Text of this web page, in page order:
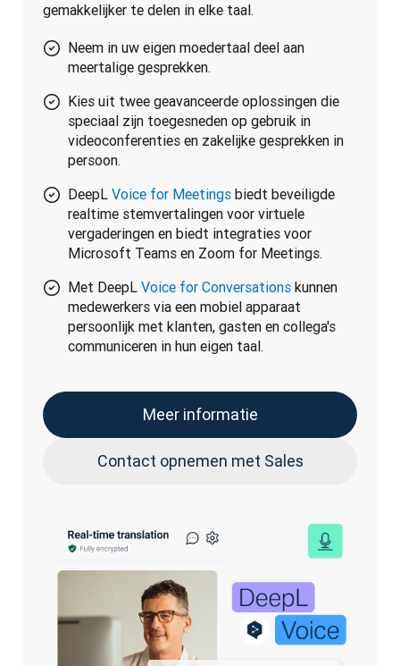
gemakkelijker te delen in elke taal.
Neem in uw eigen moedertaal deel aan
meertalige gesprekken.
Kies uit twee geavanceerde oplossingen die
speciaal zijn toegesneden op gebruik in
videoconferenties en zakelijke gesprekken in
persoon.
DeepL Voice for Meetings biedt beveiligde
realtime stemvertalingen voor virtuele
vergaderingen en biedt integraties voor
Microsoft Teams en Zoom for Meetings.
Met DeepL Voice for Conversations kunnen
medewerkers via een mobiel apparaat
persoonlijk met klanten, gasten en collega's
communiceren in hun eigen taal.
Meer informatie
Contact opnemen met Sales